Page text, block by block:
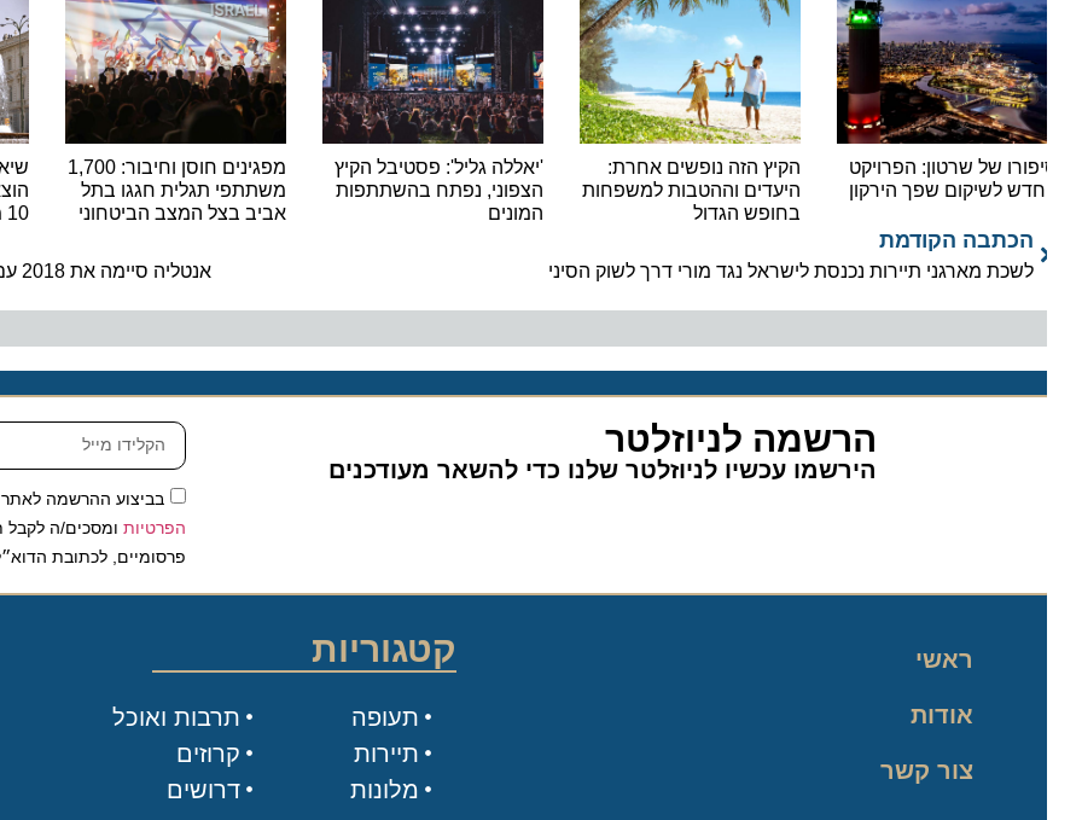
של שרטון: הפרויקט
לשיקום שפך הירקון
הקיץ הזה נופשים אחרת:
היעדים וההטבות למשפחות
בחופש הגדול
'יאללה גליל': פסטיבל הקיץ
הצפוני, נפתח בהשתתפות
המונים
מפגינים חוסן וחיבור: 1,700
משתתפי תגלית חגגו בתל
אביב בצל המצב הביטחוני
שיא
הכתבה הקודמת
לשכת מארגני תיירות נכנסת לישראל נגד מורי דרך לשוק הסיני אנטליה סיימה את 2018 עם 12.4 מיליון מבקרים
הרשמה לניוזלטר
הירשמו עכשיו לניוזלטר שלנו כדי להשאר מעודכנים
בביצוע ההרשמה לאתר,
הפרטיותומסכים/ה לקבל
פרסומיים, לכתובת הדוא״ל
ראשי
אודות
צור קשר
קטגוריות
תעופה
תיירות
מלונות
תרבות ואוכל
קרוזים
דרושים